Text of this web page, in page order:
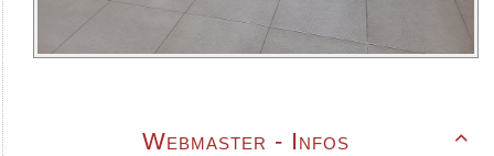

Webmaster - Infos